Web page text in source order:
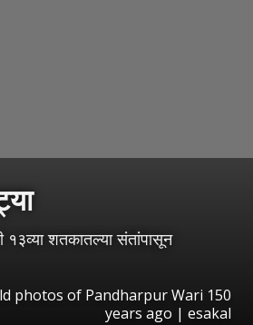
१३व्या शतकातल्या संतांपासून
photos of Pandharpur Wari 150
years ago | esakal